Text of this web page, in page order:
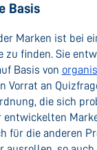
Basis
Marken ist bei
zu finden. Sie
Basis von
Vorrat an
die sich
entwickelten
für die anderen